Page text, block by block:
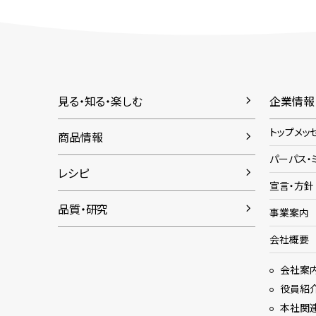
見る・知る・楽しむ
商品情報
レシピ
品質・研究
企業情報
トップメッ
パーパス・
宣言・方針
事業案内
会社概要
会社案
役員紹
本社関